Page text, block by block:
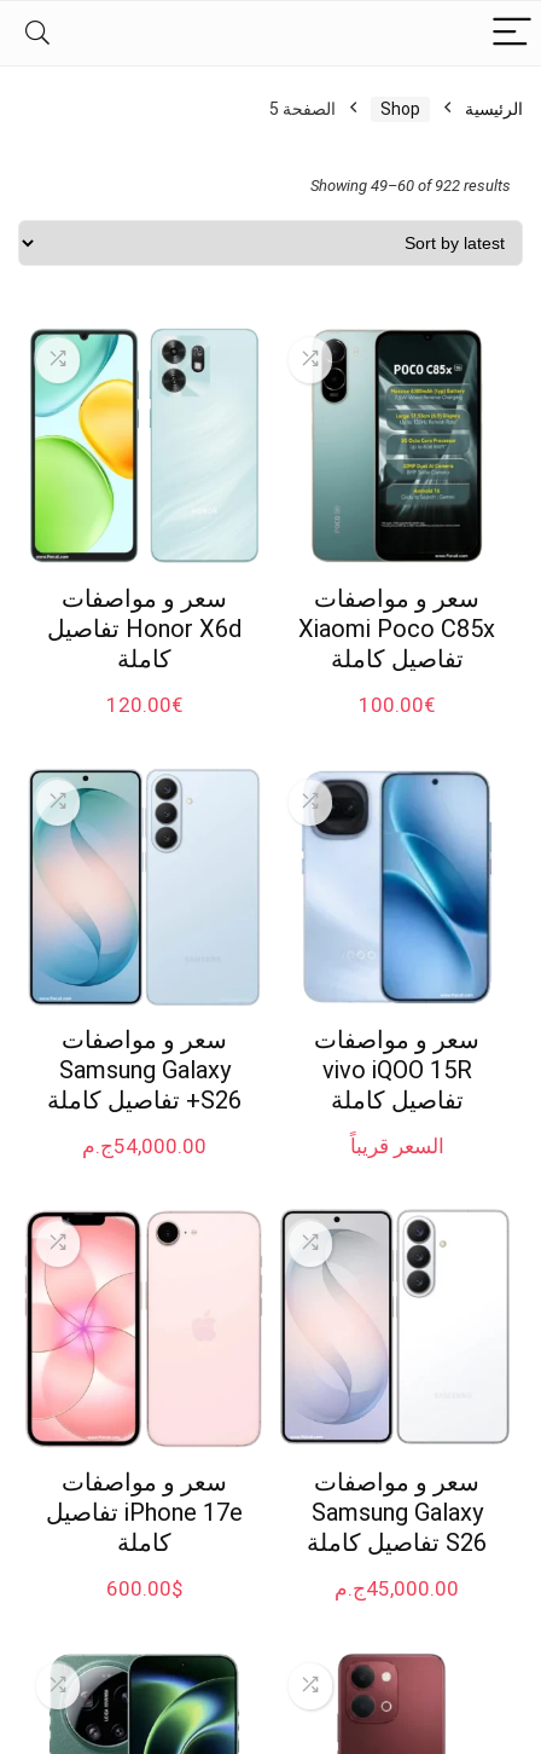
الرئيسية Shop الصفحة 5
Showing 49–60 of 922 results
Sorted
by
سعر و مواصفات
Xiaomi Poco C85x
تفاصيل كاملة
€
100.00
سعر و مواصفات
Honor X6d تفاصيل
كاملة
€
120.00
سعر و مواصفات
vivo iQOO 15R
تفاصيل كاملة
السعر قريباً
سعر و مواصفات
Samsung Galaxy
S26+ تفاصيل كاملة
ج.م54,000.00
سعر و مواصفات
Samsung Galaxy
S26 تفاصيل كاملة
ج.م45,000.00
سعر و مواصفات
iPhone 17e تفاصيل
كاملة
$
600.00